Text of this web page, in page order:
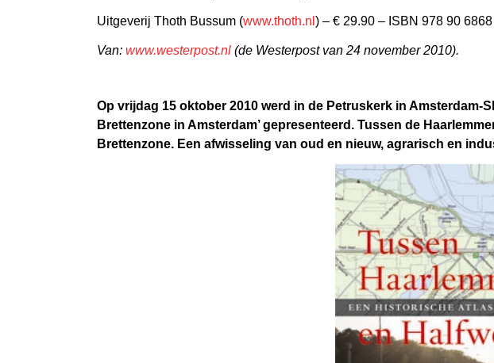
Uitgeverij Thoth Bussum (www.thoth.nl ) – € 29.90 – ISBN 978 90
Van: www.westerpost.nl (de Westerpost van 24 november 2010).
Op vrijdag 15 oktober 2010 werd in de Petruskerk in Amsterdam-
Brettenzone in Amsterdam’ gepresenteerd. Tussen de
Brettenzone. Een afwisseling van oud en nieuw, agrarisch en